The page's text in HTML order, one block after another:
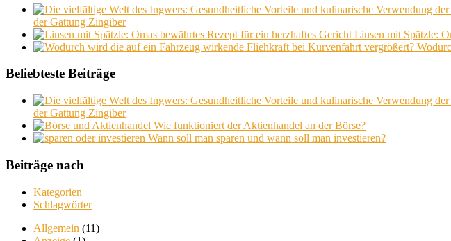
der Gattung Zingiber
Linsen mit Spätzle:
Beliebteste Beiträge
der Gattung Zingiber
Wie funktioniert der Aktienhandel an der Börse?
Wann soll man sparen und wann soll man investieren?
Beiträge nach
Kategorien
Schlagwörter
Allgemein (11)